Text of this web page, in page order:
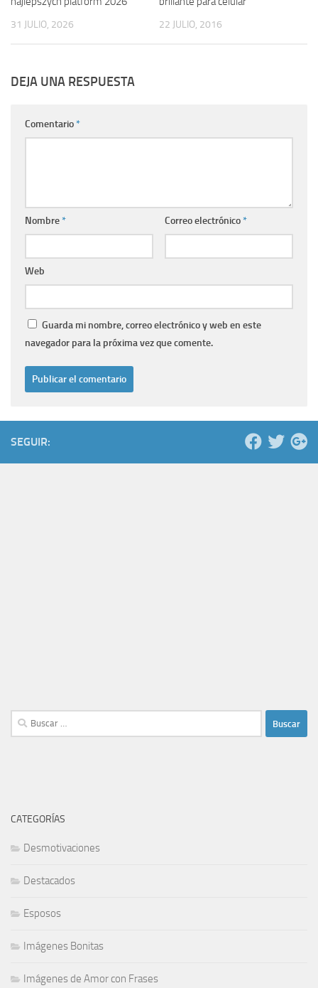
31 JULIO, 2026 22 JULIO, 2016
DEJA UNA RESPUESTA
Comentario*
Nombre* Correo electrónico*
Web
Guarda mi nombre, correo electrónico y web en este
navegador para la próxima vez que comente.
SEGUIR:
Buscar:
CATEGORÍAS
Desmotivaciones
Destacados
Esposos
Imágenes Bonitas
Imágenes de Amor con Frases